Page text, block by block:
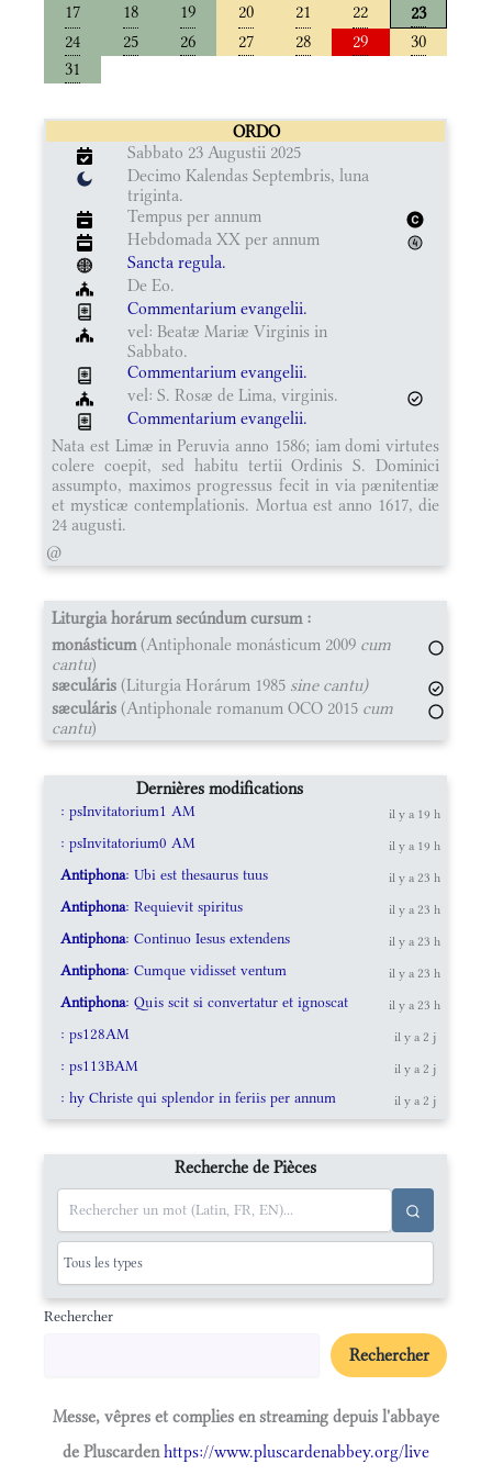
17 18 19 20 21 22
23
24
25 26 27 28 29
30
31
ORDO
Sabbato 23 Augustii 2025
Decimo Kalendas Septembris, luna
triginta.
Tempus per annum
Hebdomada XX per annum
Sancta regula.
De Eo.
Commentarium evangelii.
vel: Beatæ Mariæ Virginis in
Sabbato.
Commentarium evangelii.
vel: S. Rosæ de Lima, virginis.
Commentarium evangelii.
Nata est Limæ in Peruvia anno 1586; iam domi virtutes
colere coepit, sed habitu tertii Ordinis S. Dominici
assumpto, maximos progressus fecit in via pænitentiæ
et mysticæ contemplationis. Mortua est anno 1617, die
24 augusti.
@
Liturgia horárum secúndum cursum :
monásticum(Antiphonale monásticum 2009 cum
cantu)
sæculáris (Liturgia Horárum 1985 sine cantu)
sæculáris (Antiphonale romanum OCO 2015 cum
cantu)
Dernières modifications
: psInvitatorium1 AM il y a 19 h
: psInvitatorium0 AM il y a 19 h
Antiphona: Ubi est thesaurus tuus il y a 23 h
Antiphona: Requievit spiritus il y a 23 h
Antiphona: Continuo Iesus extendens il y a 23 h
Antiphona: Cumque vidisset ventum il y a 23 h
Antiphona: Quis scit si convertatur et ignoscat il y a 23 h
: ps128AM il y a 2 j
: ps113BAM il y a 2 j
: hy Christe qui splendor in feriis per annum il y a 2 j
Recherche de Pièces
Rechercher
Rechercher
Messe, vêpres et complies en streaming depuis l'abbaye
de Pluscardenhttps://www.pluscardenabbey.org/live